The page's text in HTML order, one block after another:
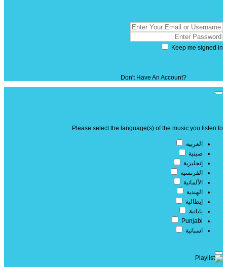
Keep me signed in
Don't Have An Account?
Please select the language(s) of the music you listen to.
العربية
صينية
إنجليزية
الفرنسية
الألمانية
الهندية
إيطالية
يابانية
Punjabi
اسبانية